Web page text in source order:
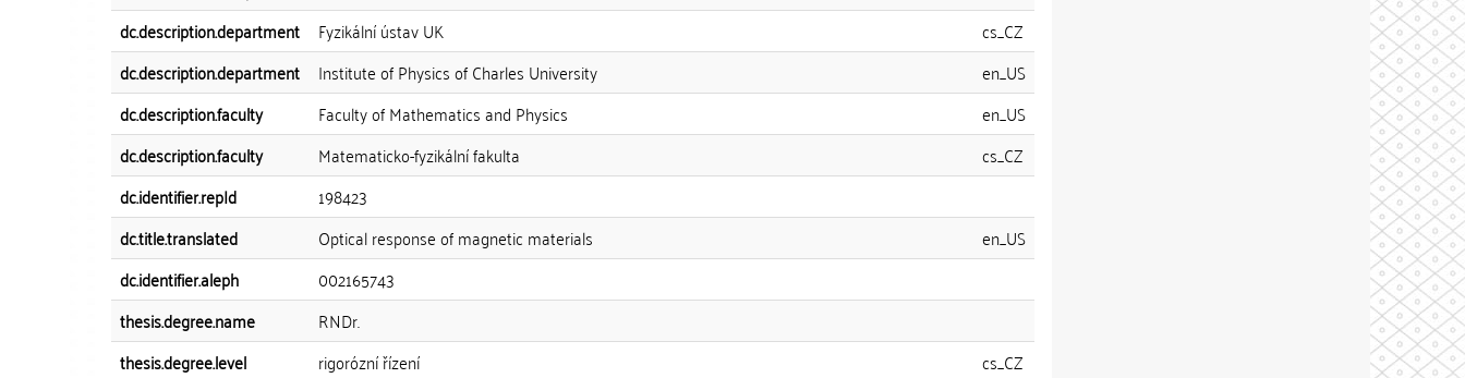
dc.description.department
Fyzikální ústav UK
cs_CZ
dc.description.department
Institute of Physics of Charles University
en_US
dc.description.faculty
Faculty of Mathematics and Physics
en_US
dc.description.faculty
Matematicko-fyzikální fakulta
cs_CZ
dc.identifier.repId
198423
dc.title.translated
Optical response of magnetic materials
en_US
dc.identifier.aleph
002165743
thesis.degree.name
RNDr.
thesis.degree.level
rigorózní řízení
cs_CZ